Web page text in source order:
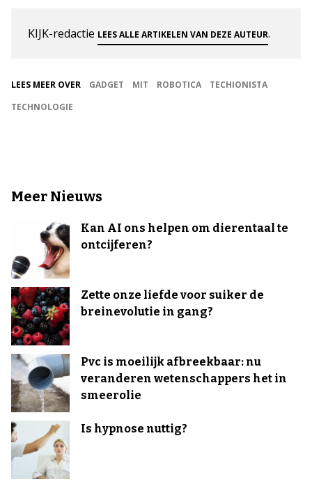
KIJK-redactie LEES ALLE ARTIKELEN VAN DEZE AUTEUR.
LEES MEER OVER GADGET MIT ROBOTICA
TECHIONISTA
TECHNOLOGIE
Meer Nieuws
Kan AI ons helpen om dierentaal te
ontcijferen?
Zette onze liefde voor suiker de
breinevolutie in gang?
Pvc is moeilijk afbreekbaar: nu
veranderen wetenschappers het in
smeerolie
Is hypnose nuttig?